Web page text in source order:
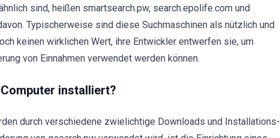
sind, heißen smartsearch.pw, search.epolife.com und
Typischerweise sind diese Suchmaschinen als nützlich und
keinen wirklichen Wert, ihre Entwickler entwerfen sie, um
von Einnahmen verwendet werden können.
installiert?
durch verschiedene zwielichtige Downloads und Installations-